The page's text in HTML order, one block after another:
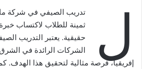
ل
تدريب الصيفي في شركة
ثمينة للطلاب لاكتساب
حقيقية. يعتبر التدريب
الشركات الرائدة في
إفريقيا، فرصة مثالية لتحقيق هذا